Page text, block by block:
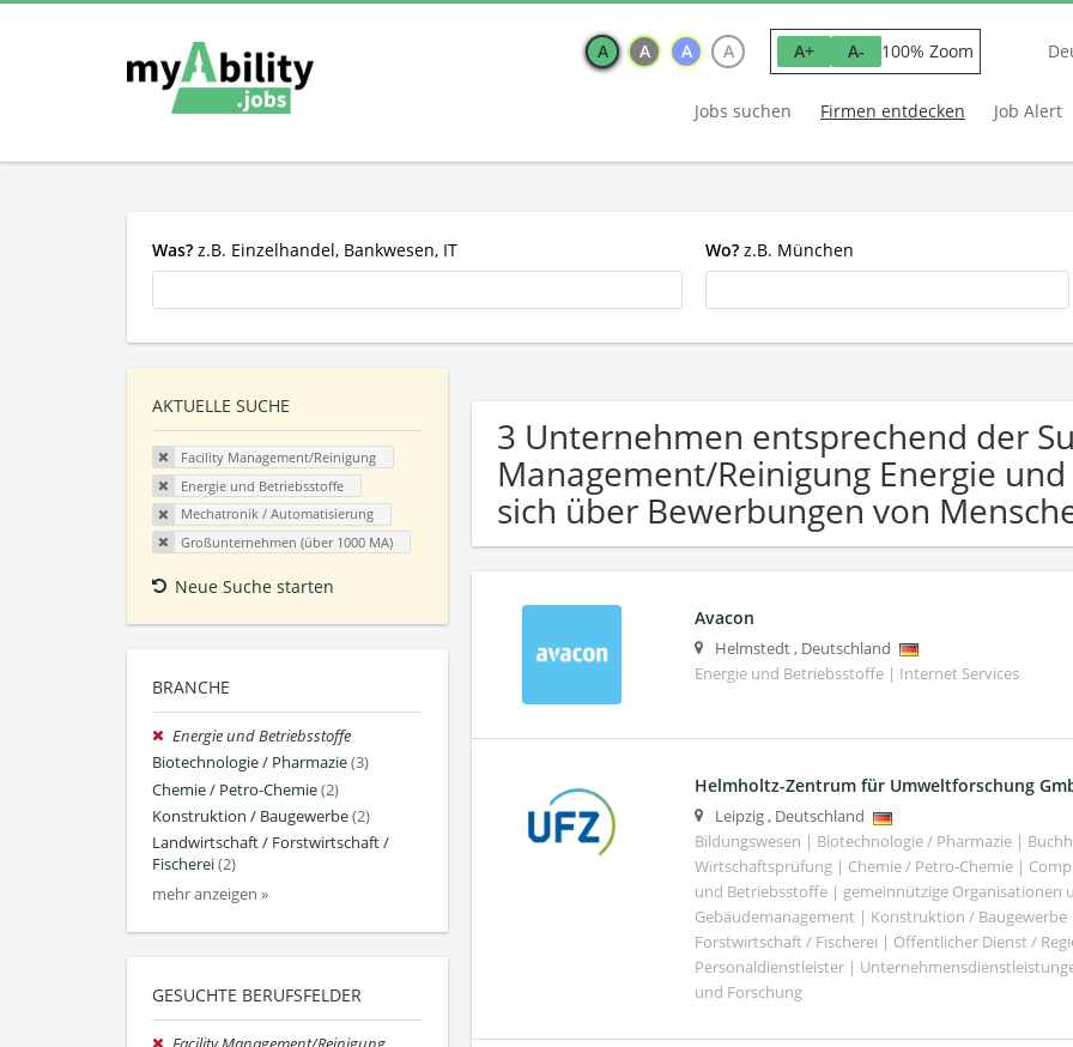
A A A A A+ A- 100% Zoom
Jobs suchen Firmen entdecken Job Alert
Was? z.B. Einzelhandel, Bankwesen, IT Wo? z.B. München
AKTUELLE SUCHE
Facility Management/Reinigung
Energie und Betriebsstoffe
Mechatronik / Automatisierung
Großunternehmen (über 1000 MA)
Neue Suche starten
BRANCHE
Energie und Betriebsstoffe
Biotechnologie / Pharmazie(3)
Chemie / Petro-Chemie(2)
Konstruktion / Baugewerbe(2)
Landwirtschaft / Forstwirtschaft /
Fischerei(2)
mehr anzeigen »
GESUCHTE BERUFSFELDER
3 Unternehmen entsprechend der
Management/Reinigung Energie
sich über Bewerbungen von
Avacon
Helmstedt, Deutschland
Energie und Betriebsstoffe | Internet Services
Helmholtz-Zentrum für Umweltforschung
Leipzig, Deutschland
Bildungswesen | Biotechnologie / Pharmazie |
Wirtschaftsprüfung | Chemie / Petro-Chemie |
und Betriebsstoffe | gemeinnützige Organisationen
Gebäudemanagement | Konstruktion /
Forstwirtschaft / Fischerei | Öffentlicher Dienst /
Personaldienstleister |
und Forschung